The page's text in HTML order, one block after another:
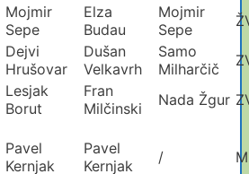
Mojmir
Sepe
Elza
Budau
Mojmir
Sepe
Dejvi
Hrušovar
Dušan
Velkavrh
Samo
Milharčič
Lesjak
Borut
Fran
Milčinski
Nada Žgur
Pavel
Kernjak
Pavel
Kernjak
/